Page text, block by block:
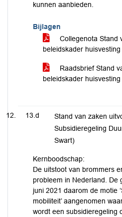
kunnen aanbieden.
Bijlagen
Collegenota Stand
beleidskader
Raadsbrief Stand
beleidskader huisvesting
13.d
Stand van zaken
Subsidieregeling
Swart)
Kernboodschap:
De uitstoot van brommers
probleem in Nederland. De
juni 2021 daarom de motie
mobiliteit’ aangenomen
wordt een subsidieregeling